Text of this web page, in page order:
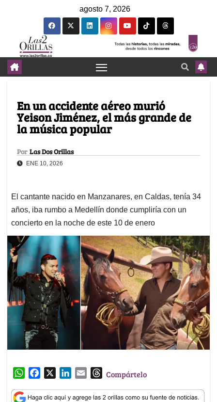
agosto 7, 2026
En un accidente aéreo murió
Yeison Jiménez, el más grande de
la música popular
Por Las Dos Orillas
ENE 10, 2026
El cantante nacido en Manzanares, en Caldas, tenía 34
años, iba rumbo a Medellín donde cumpliría con un
concierto en la noche de este 10 de enero
W
a
c
n
a
T
r
Compártelo